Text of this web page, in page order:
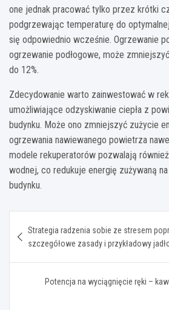
one jednak pracować tylko przez krótki
podgrzewając temperaturę do
się odpowiednio wcześnie. Ogrzewanie
ogrzewanie podłogowe, może
do 12%.
Zdecydowanie warto zainwestować w
umożliwiające odzyskiwanie ciepła z
budynku. Może ono zmniejszyć zużycie
ogrzewania nawiewanego powietrza
modele rekuperatorów pozwalają
wodnej, co redukuje energię zużywaną
budynku.
wpisu
Strategia radzenia sobie ze stresem
szczegółowe zasady i przykładowy
Potencja na wyciągnięcie ręki –